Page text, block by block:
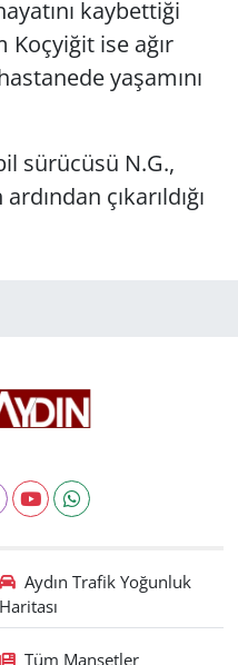
kaybettiği
ise ağır
yaşamını
sürücüsü N.G.,
çıkarıldığı
Aydın Trafik Yoğunluk
Haritası
Tüm Manşetler